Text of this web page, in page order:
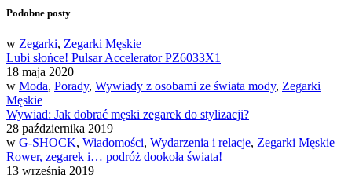
Podobne posty
w Zegarki, Zegarki Męskie
Lubi słońce! Pulsar Accelerator PZ6033X1
18 maja 2020
w Moda, Porady, Wywiady z osobami ze świata mody, Zegarki
Męskie
Wywiad: Jak dobrać męski zegarek do stylizacji?
28 października 2019
w G-SHOCK, Wiadomości, Wydarzenia i relacje, Zegarki Męskie
Rower, zegarek i… podróż dookoła świata!
13 września 2019